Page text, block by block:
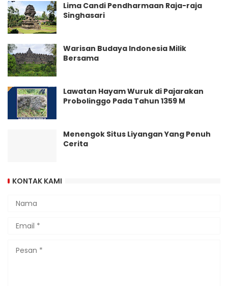
Lima Candi Pendharmaan Raja-raja
Singhasari
Warisan Budaya Indonesia Milik
Bersama
Lawatan Hayam Wuruk di Pajarakan
Probolinggo Pada Tahun 1359 M
Menengok Situs Liyangan Yang Penuh
Cerita
KONTAK KAMI